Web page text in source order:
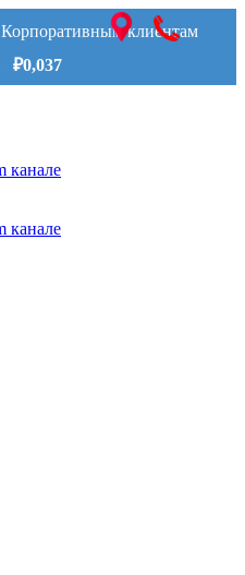
Корпоративным клиентам
₽0,037
канале
канале